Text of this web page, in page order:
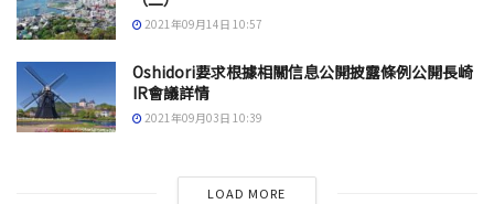
2021年09月14日 10:57
Oshidori要求根據相關信息公開披露條例公開長崎
IR會議詳情
2021年09月03日 10:39
LOAD MORE